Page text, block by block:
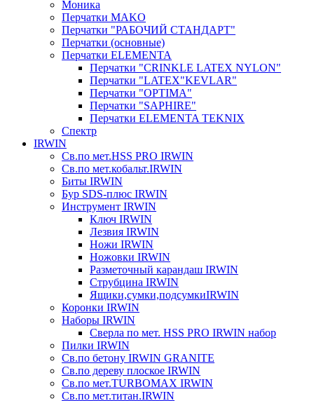
Моника
Перчатки MAKO
Перчатки "РАБОЧИЙ СТАНДАРТ"
Перчатки (основные)
Перчатки ELEMENTA
Перчатки "CRINKLE LATEX NYLON"
Перчатки "LATEX"KEVLAR"
Перчатки "OPTIMA"
Перчатки "SAPHIRE"
Перчатки ELEMENTA TEKNIX
Спектр
IRWIN
Св.по мет.HSS PRO IRWIN
Св.по мет.кобальт.IRWIN
Биты IRWIN
Бур SDS-плюс IRWIN
Инструмент IRWIN
Ключ IRWIN
Лезвия IRWIN
Ножи IRWIN
Ножовки IRWIN
Разметочный карандаш IRWIN
Струбцина IRWIN
Ящики,сумки,подсумкиIRWIN
Коронки IRWIN
Наборы IRWIN
Сверла по мет. HSS PRO IRWIN набор
Пилки IRWIN
Св.по бетону IRWIN GRANITE
Св.по дереву плоское IRWIN
Св.по мет.TURBOMAX IRWIN
Св.по мет.титан.IRWIN